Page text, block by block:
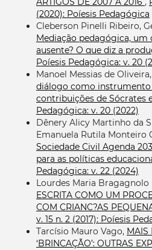
(2020): Poíesis Pedagógica
Cleberson Pinelli Ribeiro,
Mediação pedagógica,
ausente? O que diz a
Poíesis Pedagógica: v. 20
Manoel Messias de
diálogo como
contribuições de Sócrates
Pedagógica: v. 20 (2022)
Dênery Alicy Martinho da
Emanuela Rutila Monteiro
Sociedade Civil Agenda
para as políticas
Pedagógica: v. 22 (2024)
Lourdes Maria Bragagnolo
ESCRITA COMO UM
COM CRIANC?AS
v. 15 n. 2 (2017): Poíesis
Tarcísio Mauro Vago, MAIS
‘BRINCAÇÃO’: OUTRAS